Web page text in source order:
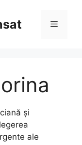
Meniu
și
ale